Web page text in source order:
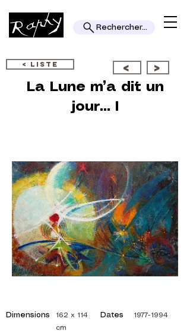
Rechercher...
< LISTE < >
La Lune m’a dit un
jour... I
Dimensions
162 x 114
cm
Dates 1977-1994